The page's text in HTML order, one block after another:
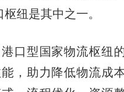
纽是其中之一。
型国家物流枢纽
，助力降低物流成